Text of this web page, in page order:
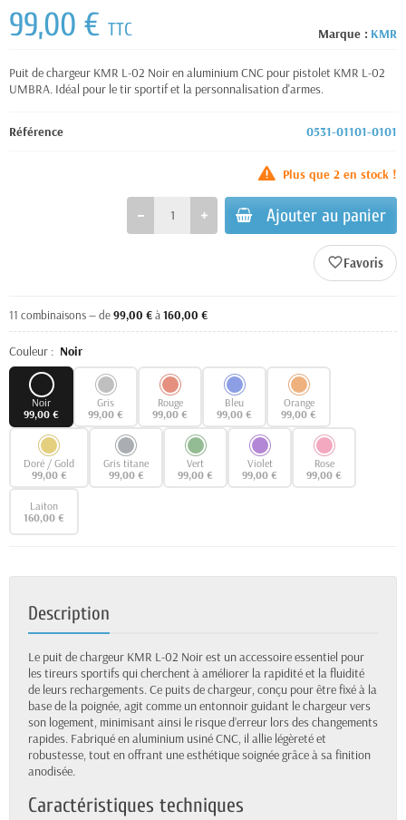
Marque : KMR
99,00 € TTC
Puit de chargeur KMR L-02 Noir en aluminium CNC pour pistolet KMR L-02
UMBRA. Idéal pour le tir sportif et la personnalisation d'armes.
Référence 0531-01101-0101
Plus que 2 en stock !
Ajouter au panier
favorite_border
11 combinaisons — de99,00 €à 160,00 €
Couleur : Noir
Noir
99,00 €
Gris
99,00 €
Rouge
99,00 €
Bleu
99,00 €
Orange
99,00 €
Doré / Gold
99,00 €
Gris titane
99,00 €
Vert
99,00 €
Violet
99,00 €
Rose
99,00 €
Laiton
160,00 €
Description
Le puit de chargeur KMR L-02 Noir est un accessoire essentiel pour
les tireurs sportifs qui cherchent à améliorer la rapidité et la fluidité
de leurs rechargements. Ce puits de chargeur, conçu pour être fixé à la
base de la poignée, agit comme un entonnoir guidant le chargeur vers
son logement, minimisant ainsi le risque d’erreur lors des changements
rapides. Fabriqué en aluminium usiné CNC, il allie légèreté et
robustesse, tout en offrant une esthétique soignée grâce à sa finition
anodisée.
Caractéristiques techniques